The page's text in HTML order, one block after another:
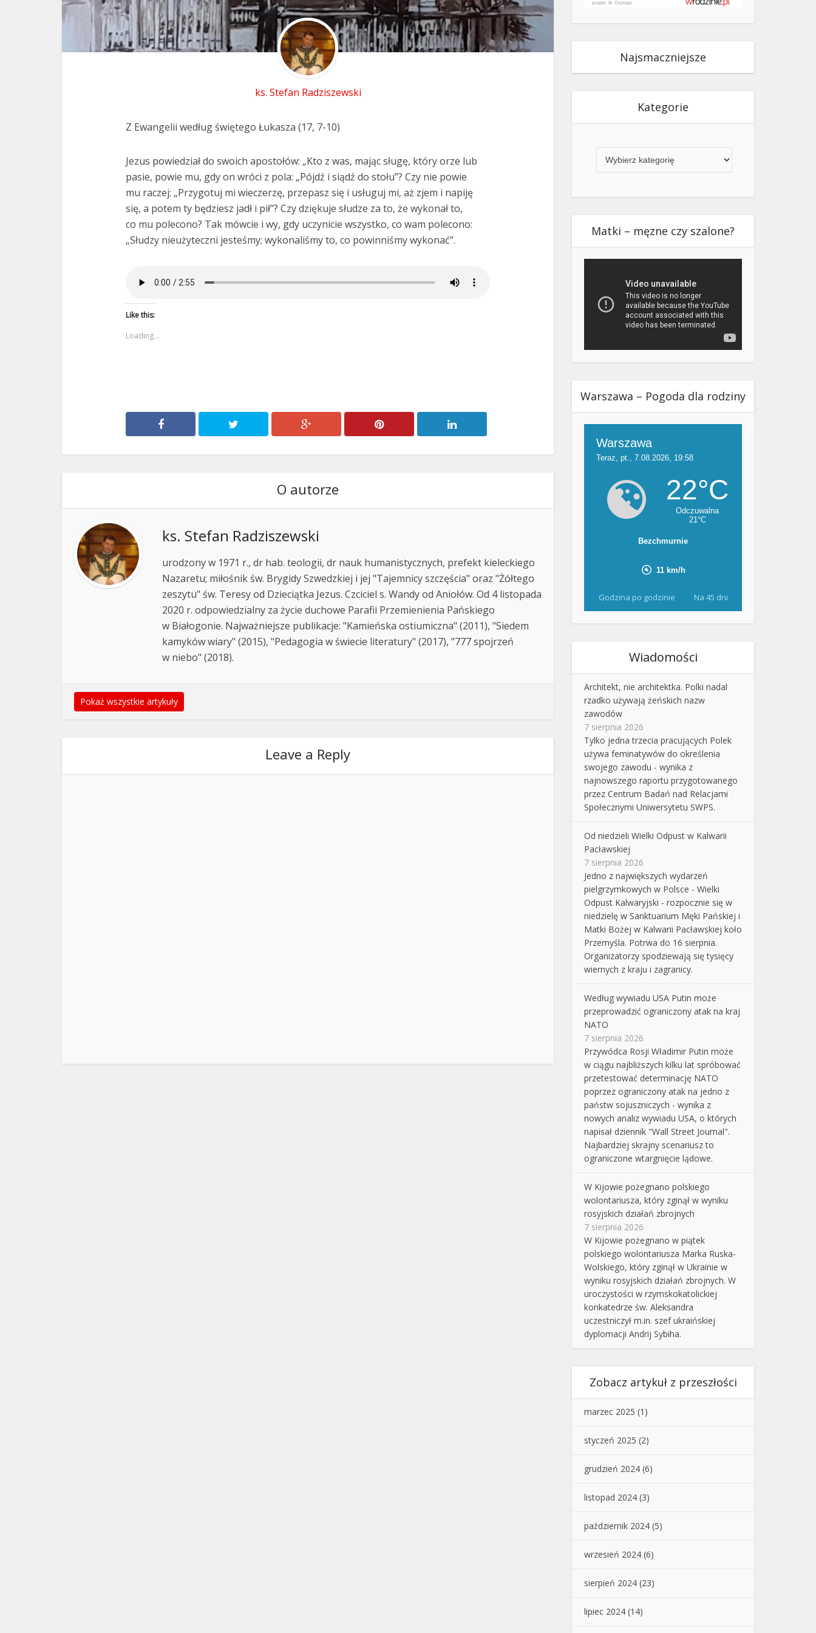
ks. Stefan Radziszewski
Z Ewangelii według świętego Łukasza (17, 7-10)
Jezus powiedział do swoich apostołów: „Kto z was, mając sługę, który orze lub
pasie, powie mu, gdy on wróci z pola: „Pójdź i siądź do stołu”? Czy nie powie
mu raczej: „Przygotuj mi wieczerzę, przepasz się i usługuj mi, aż zjem i napiję
się, a potem ty będziesz jadł i pił”? Czy dziękuje słudze za to, że wykonał to,
co mu polecono? Tak mówcie i wy, gdy uczynicie wszystko, co wam polecono:
„Słudzy nieużyteczni jesteśmy; wykonaliśmy to, co powinniśmy wykonać”.
Like this:
Loading...
O autorze
ks. Stefan Radziszewski
urodzony w 1971 r., dr hab. teologii, dr nauk humanistycznych, prefekt kieleckiego
Nazaretu; miłośnik św. Brygidy Szwedzkiej i jej "Tajemnicy szczęścia" oraz "Żółtego
zeszytu" św. Teresy od Dzieciątka Jezus. Czciciel s. Wandy od Aniołów. Od 4 listopada
2020 r. odpowiedzialny za życie duchowe Parafii Przemienienia Pańskiego
w Białogonie. Najważniejsze publikacje: "Kamieńska ostiumiczna" (2011), "Siedem
kamyków wiary" (2015), "Pedagogia w świecie literatury" (2017), "777 spojrzeń
w niebo" (2018).
Pokaż wszystkie artykuły
Leave a Reply
Najsmaczniejsze
Kategorie
Matki – męzne czy szalone?
Warszawa – Pogoda dla rodziny
Godzina po godzinie Na 45 dni
Wiadomości
Architekt, nie architektka. Polki nadal
rzadko używają żeńskich nazw
zawodów
7 sierpnia 2026
Tylko jedna trzecia pracujących Polek
używa feminatywów do określenia
swojego zawodu - wynika z
najnowszego raportu przygotowanego
przez Centrum Badań nad Relacjami
Społecznymi Uniwersytetu SWPS.
Od niedzieli Wielki Odpust w Kalwarii
Pacławskiej
7 sierpnia 2026
Jedno z największych wydarzeń
pielgrzymkowych w Polsce - Wielki
Odpust Kalwaryjski - rozpocznie się w
niedzielę w Sanktuarium Męki Pańskiej i
Matki Bożej w Kalwarii Pacławskiej koło
Przemyśla. Potrwa do 16 sierpnia.
Organizatorzy spodziewają się tysięcy
wiernych z kraju i zagranicy.
Według wywiadu USA Putin może
przeprowadzić ograniczony atak na kraj
NATO
7 sierpnia 2026
Przywódca Rosji Władimir Putin może
w ciągu najbliższych kilku lat spróbować
przetestować determinację NATO
poprzez ograniczony atak na jedno z
państw sojuszniczych - wynika z
nowych analiz wywiadu USA, o których
napisał dziennik "Wall Street Journal".
Najbardziej skrajny scenariusz to
ograniczone wtargnięcie lądowe.
W Kijowie pożegnano polskiego
wolontariusza, który zginął w wyniku
rosyjskich działań zbrojnych
7 sierpnia 2026
W Kijowie pożegnano w piątek
polskiego wolontariusza Marka Ruska-
Wolskiego, który zginął w Ukrainie w
wyniku rosyjskich działań zbrojnych. W
uroczystości w rzymskokatolickiej
konkatedrze św. Aleksandra
uczestniczył m.in. szef ukraińskiej
dyplomacji Andrij Sybiha.
Zobacz artykuł z przeszłości
marzec 2025 (1)
styczeń 2025 (2)
grudzień 2024 (6)
listopad 2024 (3)
październik 2024 (5)
wrzesień 2024 (6)
sierpień 2024 (23)
lipiec 2024 (14)